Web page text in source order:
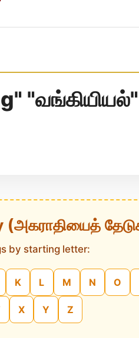
"வங்கியியல்"
by starting letter:
K L M N O
X Y Z